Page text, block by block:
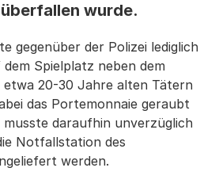
wurde.
gegenüber der Polizei lediglich
Spielplatz neben dem
20-30 Jahre alten Tätern
das Portemonnaie geraubt
daraufhin unverzüglich
Notfallstation des
werden.